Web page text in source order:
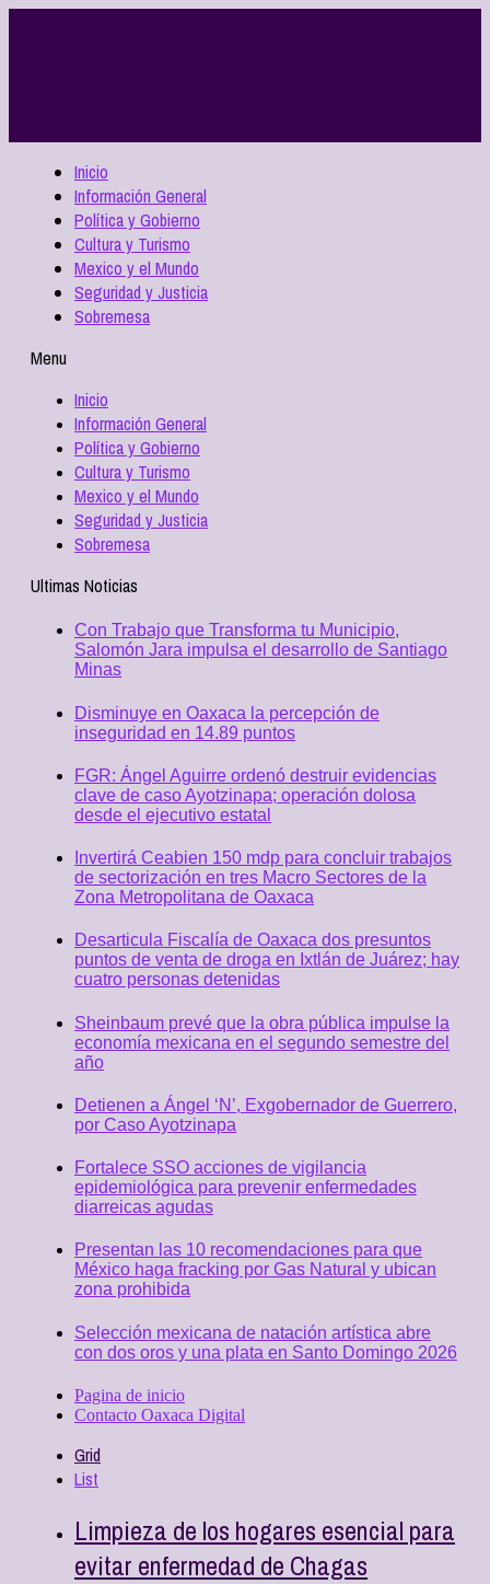
Inicio
Información General
Política y Gobierno
Cultura y Turismo
Mexico y el Mundo
Seguridad y Justicia
Sobremesa
Menu
Inicio
Información General
Política y Gobierno
Cultura y Turismo
Mexico y el Mundo
Seguridad y Justicia
Sobremesa
Ultimas Noticias
Con Trabajo que Transforma tu Municipio,
Salomón Jara impulsa el desarrollo de Santiago
Minas
Disminuye en Oaxaca la percepción de
inseguridad en 14.89 puntos
FGR: Ángel Aguirre ordenó destruir evidencias
clave de caso Ayotzinapa; operación dolosa
desde el ejecutivo estatal
Invertirá Ceabien 150 mdp para concluir trabajos
de sectorización en tres Macro Sectores de la
Zona Metropolitana de Oaxaca
Desarticula Fiscalía de Oaxaca dos presuntos
puntos de venta de droga en Ixtlán de Juárez; hay
cuatro personas detenidas
Sheinbaum prevé que la obra pública impulse la
economía mexicana en el segundo semestre del
año
Detienen a Ángel ‘N’, Exgobernador de Guerrero,
por Caso Ayotzinapa
Fortalece SSO acciones de vigilancia
epidemiológica para prevenir enfermedades
diarreicas agudas
Presentan las 10 recomendaciones para que
México haga fracking por Gas Natural y ubican
zona prohibida
Selección mexicana de natación artística abre
con dos oros y una plata en Santo Domingo 2026
Pagina de inicio
Contacto Oaxaca Digital
Grid
List
Limpieza de los hogares esencial para
evitar enfermedad de Chagas